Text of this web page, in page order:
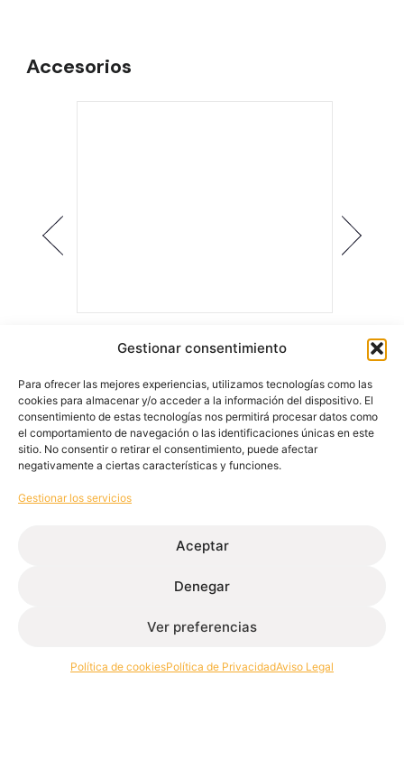
Gestionar consentimiento
Para ofrecer las mejores experiencias, utilizamos tecnologías como las
cookies para almacenar y/o acceder a la información del dispositivo. El
consentimiento de estas tecnologías nos permitirá procesar datos como
el comportamiento de navegación o las identificaciones únicas en este
sitio. No consentir o retirar el consentimiento, puede afectar
negativamente a ciertas características y funciones.
Gestionar los servicios
Aceptar
Denegar
Ver preferencias
Política de cookiesPolítica de PrivacidadAviso Legal
Accesorios
Manillas
Essence Square
Extrusión de perfiles de aluminio para la edificación e
+34 986 564 009